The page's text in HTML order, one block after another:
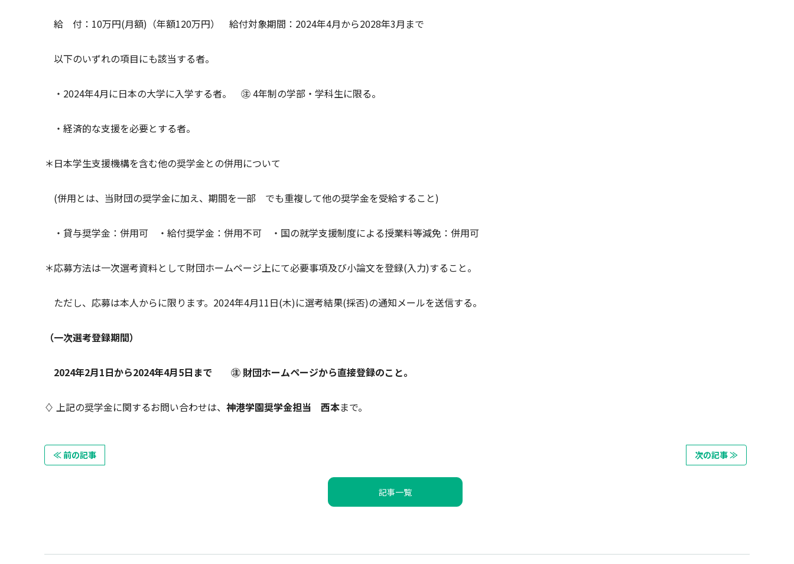
給 付：10万円(月額)（年額120万円） 給付対象期間：2024年4月から2028年3月まで
以下のいずれの項目にも該当する者。
・2024年4月に日本の大学に入学する者。 ㊟ 4年制の学部・学科生に限る。
・経済的な支援を必要とする者。
＊日本学生支援機構を含む他の奨学金との併用について
(併用とは、当財団の奨学金に加え、期間を一部 でも重複して他の奨学金を受給すること)
・貸与奨学金：併用可 ・給付奨学金：併用不可 ・国の就学支援制度による授業料等減免：併用可
＊応募方法は一次選考資料として財団ホームページ上にて必要事項及び小論文を登録(入力)すること。
ただし、応募は本人からに限ります。2024年4月11日(木)に選考結果(採否)の通知メールを送信する。
（一次選考登録期間）
2024年2月1日から2024年4月5日まで ㊟ 財団ホームページから直接登録のこと。
♢ 上記の奨学金に関するお問い合わせは、 神港学園奨学金担当 西本まで。
≪ 前の記事
記事一覧
次の記事 ≫